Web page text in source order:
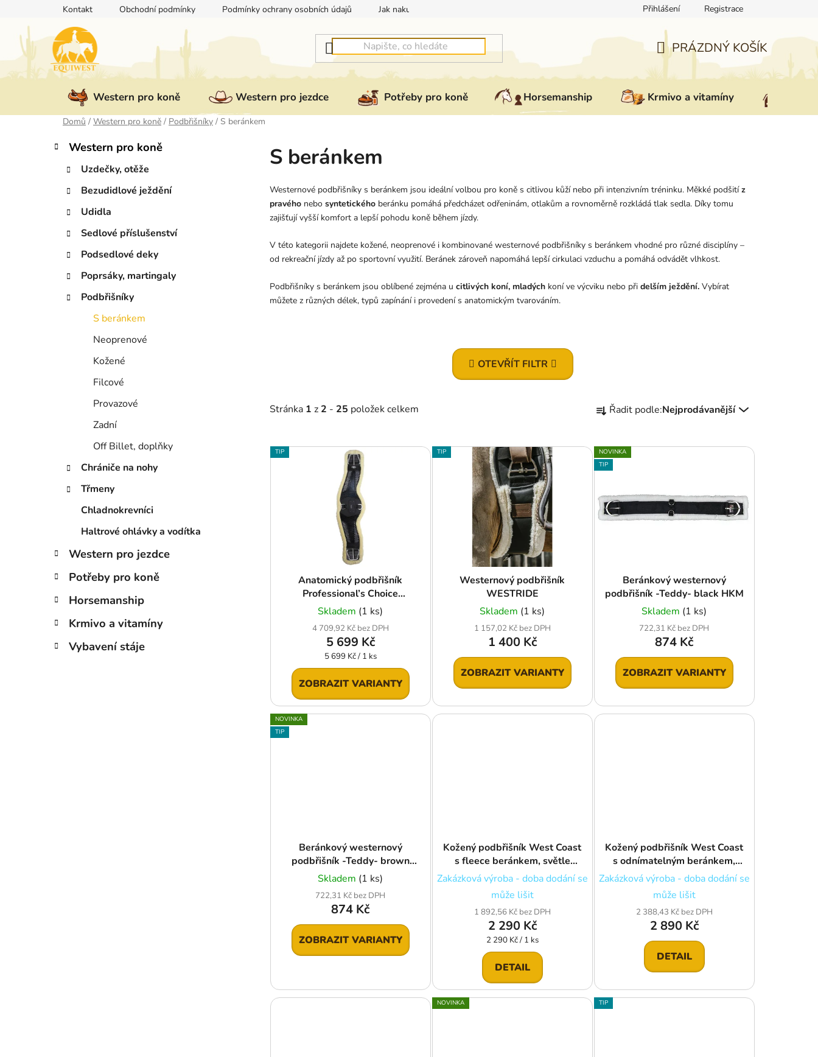
obsah
Kontakt Obchodní podmínky Podmínky ochrany osobních údajů Jak nakupovat Reklamace Doprava a platba
Přihlášení Registrace
NÁKUPNÍ
KOŠÍK
PRÁZDNÝ KOŠÍK
Western pro koně Western pro jezdce Potřeby pro koně Horsemanship Krmivo a vitamíny
Domů / Western pro koně / Podbřišníky / S beránkem
PPřeskočit
kategorie
K
a
Western pro koně
Uzdečky, otěže
Bezudidlové ježdění
Udidla
Sedlové příslušenství
Podsedlové deky
Poprsáky, martingaly
Podbřišníky
S beránkem
Neoprenové
Kožené
Filcové
Provazové
Zadní
Off Billet, doplňky
Chrániče na nohy
Třmeny
Chladnokrevníci
Haltrové ohlávky a vodítka
Western pro jezdce
Potřeby pro koně
Horsemanship
Krmivo a vitamíny
Vybavení stáje
S beránkem
Westernové podbřišníky s beránkem jsou ideální volbou pro koně s citlivou kůží nebo při intenzivním tréninku. Měkké podšitíz
pravého nebo syntetického beránku pomáhá předcházet odřeninám, otlakům a rovnoměrně rozkládá tlak sedla. Díky tomu
zajišťují vyšší komfort a lepší pohodu koně během jízdy.
V této kategorii najdete kožené, neoprenové i kombinované westernové podbřišníky s beránkem vhodné pro různé disciplíny –
od rekreační jízdy až po sportovní využití. Beránek zároveň napomáhá lepší cirkulaci vzduchu a pomáhá odvádět vlhkost.
Podbřišníky s beránkem jsou oblíbené zejména u citlivých koní, mladých koní ve výcviku nebo při delším ježdění. Vybírat
můžete z různých délek, typů zapínání i provedení s anatomickým tvarováním.
OTEVŘÍT FILTR
Stránka 1 z 2 - 25 položek celkem
a
e
n
p
r
o
Řadit podle:Nejprodávanější
V
ý
TIP
Anatomický podbřišník
Professional’s Choice
Contoured VenTECH
Skladem (1 ks)
4 709,92 Kč bez DPH
5 699 Kč
Měrná
cena:
5 699 Kč / 1 ks
ZOBRAZIT VARIANTY
TIP
Westernový podbřišník
WESTRIDE
Skladem (1 ks)
1 157,02 Kč bez DPH
1 400 Kč
ZOBRAZIT VARIANTY
NOVINKA
TIP
Beránkový westernový
podbřišník -Teddy- black HKM
Skladem (1 ks)
722,31 Kč bez DPH
874 Kč
ZOBRAZIT VARIANTY
NOVINKA
TIP
Beránkový westernový
podbřišník -Teddy- brown
HKM
Skladem (1 ks)
722,31 Kč bez DPH
874 Kč
ZOBRAZIT VARIANTY
Kožený podbřišník West Coast
s fleece beránkem, světle
hnědý
Zakázková výroba - doba dodání se
může lišit
1 892,56 Kč bez DPH
2 290 Kč
Měrná
cena:
2 290 Kč / 1 ks
DETAIL
Kožený podbřišník West Coast
s odnímatelným beránkem,
tmavě hnědý
Zakázková výroba - doba dodání se
může lišit
2 388,43 Kč bez DPH
2 890 Kč
DETAIL
NOVINKA TIP